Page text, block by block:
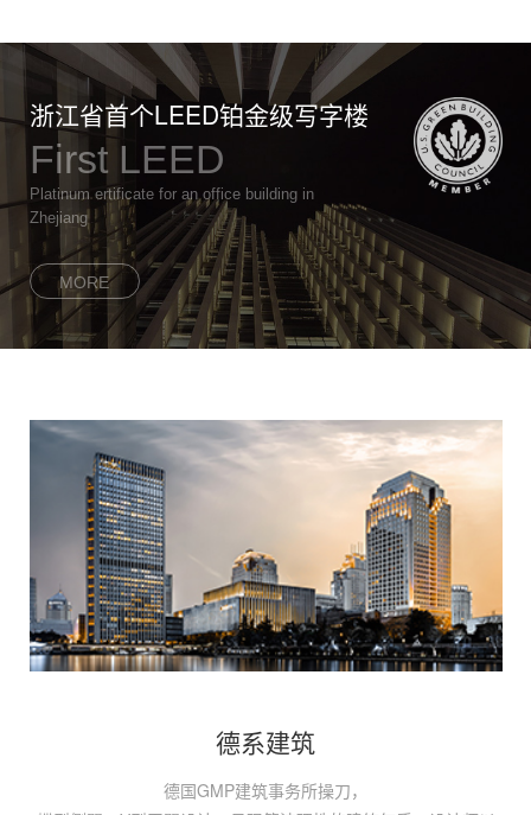
浙江省首个LEED铂金级写字楼
First LEED
Platinum ertificate for an office building in
Zhejiang
MORE
坤和中心雄踞杭州城市中心武林核心，
德系建筑
德国GMP建筑事务所操刀，